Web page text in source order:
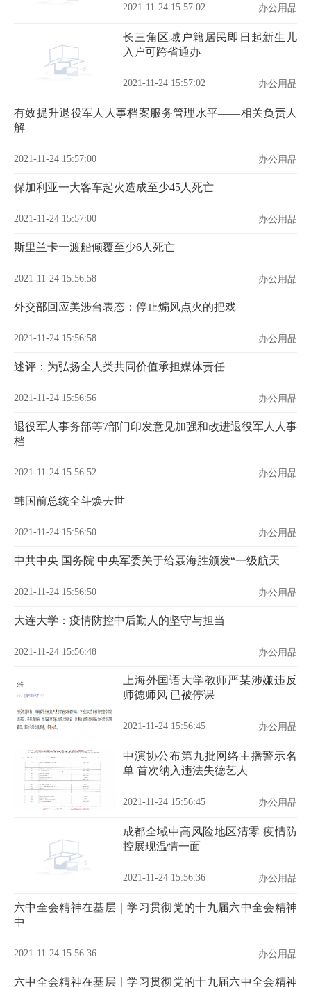
2021-11-24 15:57:02 办公用品
长三角区域户籍居民即日起新生儿
入户可跨省通办
2021-11-24 15:57:02 办公用品
有效提升退役军人人事档案服务管理水平——相关负责人
解
2021-11-24 15:57:00 办公用品
保加利亚一大客车起火造成至少45人死亡
2021-11-24 15:57:00 办公用品
斯里兰卡一渡船倾覆至少6人死亡
2021-11-24 15:56:58 办公用品
外交部回应美涉台表态：停止煽风点火的把戏
2021-11-24 15:56:58 办公用品
述评：为弘扬全人类共同价值承担媒体责任
2021-11-24 15:56:56 办公用品
退役军人事务部等7部门印发意见加强和改进退役军人人事
档
2021-11-24 15:56:52 办公用品
韩国前总统全斗焕去世
2021-11-24 15:56:50 办公用品
中共中央 国务院 中央军委关于给聂海胜颁发“一级航天
2021-11-24 15:56:50 办公用品
大连大学：疫情防控中后勤人的坚守与担当
2021-11-24 15:56:48 办公用品
上海外国语大学教师严某涉嫌违反
师德师风 已被停课
2021-11-24 15:56:45 办公用品
中演协公布第九批网络主播警示名
单 首次纳入违法失德艺人
2021-11-24 15:56:45 办公用品
成都全域中高风险地区清零 疫情防
控展现温情一面
2021-11-24 15:56:36 办公用品
六中全会精神在基层｜学习贯彻党的十九届六中全会精神
中
2021-11-24 15:56:36 办公用品
六中全会精神在基层｜学习贯彻党的十九届六中全会精神